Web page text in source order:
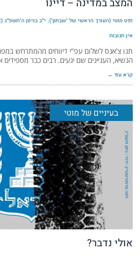
המצב במדינה – דיינו
זפט מוטי (העורך הראשי של 'שבתון') י״ב בניסן ה׳תשפ״ג
אין תגובות
תנו צ'אנס לשלום עפ"י דיווחים מהמתרחש
הנשיא, העניינים שם יגעים. רבים כבר
קרא עוד ←
בעיניים של מוטי
אולי נדבר?